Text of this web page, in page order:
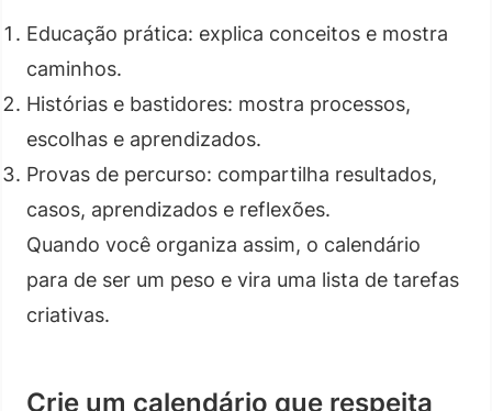
Educação prática: explica conceitos e mostra
caminhos.
Histórias e bastidores: mostra processos,
escolhas e aprendizados.
Provas de percurso: compartilha resultados,
casos, aprendizados e reflexões.
Quando você organiza assim, o calendário
para de ser um peso e vira uma lista de tarefas
criativas.
Crie um calendário que respeita